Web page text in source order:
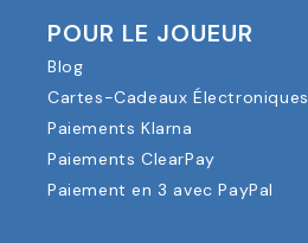
POUR LE JOUEUR
Blog
Cartes-Cadeaux Électroniques
Paiements Klarna
Paiements ClearPay
Paiement en 3 avec PayPal